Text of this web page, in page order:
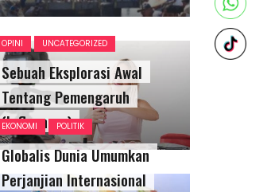
OPINI UNCATEGORIZED
Sebuah Eksplorasi Awal
Tentang Pemengaruh
(Influencer)
EKONOMI POLITIK
Globalis Dunia Umumkan
Perjanjian Internasional